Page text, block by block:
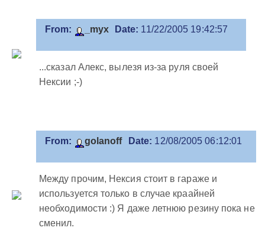
From: _myx Date: 11/22/2005 19:42:57
...сказал Алекс, вылезя из-за руля своей
Нексии ;-)
From: golanoff Date: 12/08/2005 06:12:01
Между прочим, Нексия стоит в гараже и
используется только в случае краайней
необходимости :) Я даже летнюю резину пока не
сменил.